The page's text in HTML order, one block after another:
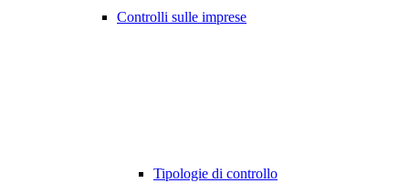
Controlli sulle imprese
Tipologie di controllo